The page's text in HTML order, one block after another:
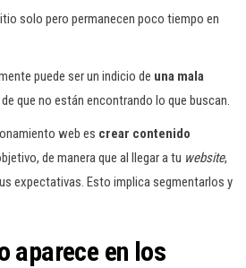
solo pero permanecen poco tiempo en
puede ser un indicio de una mala
que no están encontrando lo que buscan.
web es crear contenido
de manera que al llegar a tu website,
expectativas. Esto implica segmentarlos y
aparece en los